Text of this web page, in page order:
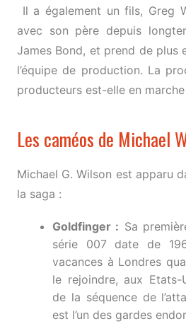
Il a également un fils, Greg
avec son père depuis
James Bond, et prend de plus
l’équipe de production. La
producteurs est-elle en
Les caméos de Michael
Michael G. Wilson est apparu
la saga :
Goldfinger : Sa
série 007 date de
vacances à Londres
le rejoindre, aux
de la séquence de
est l’un des gardes